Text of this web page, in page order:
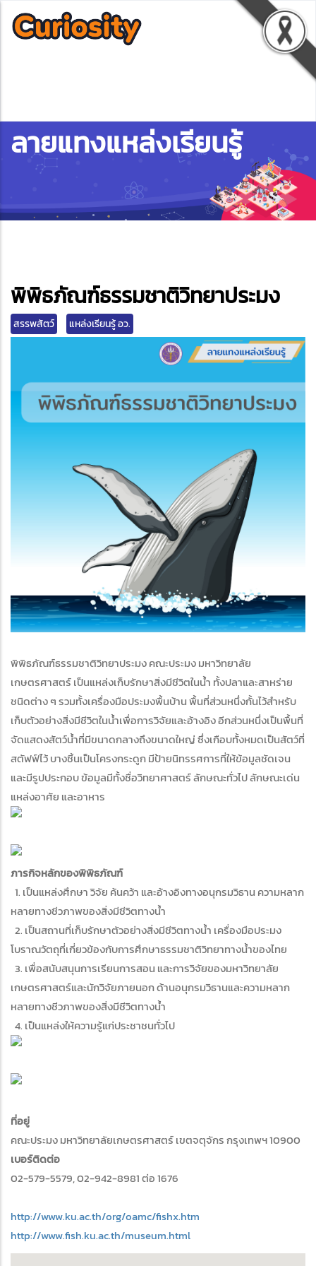
ลายแทงแหล่งเรียนรู้
พิพิธภัณฑ์ธรรมชาติวิทยาประมง
สรรพสัตว์ แหล่งเรียนรู้ อว.
พิพิธภัณฑ์ธรรมชาติวิทยาประมง คณะประมง มหาวิทยาลัย
เกษตรศาสตร์ เป็นแหล่งเก็บรักษาสิ่งมีชีวิตในน้ำ ทั้งปลาและสาหร่าย
ชนิดต่าง ๆ รวมทั้งเครื่องมือประมงพื้นบ้าน พื้นที่ส่วนหนึ่งกั้นไว้สำหรับ
เก็บตัวอย่างสิ่งมีชีวิตในน้ำเพื่อการวิจัยและอ้างอิง อีกส่วนหนึ่งเป็นพื้นที่
จัดแสดงสัตว์น้ำที่มีขนาดกลางถึงขนาดใหญ่ ซึ่งเกือบทั้งหมดเป็นสัตว์ที่
สตัฟฟ์ไว้ บางชิ้นเป็นโครงกระดูก มีป้ายนิทรรศการที่ให้ข้อมูลชัดเจน
และมีรูปประกอบ ข้อมูลมีทั้งชื่อวิทยาศาสตร์ ลักษณะทั่วไป ลักษณะเด่น
แหล่งอาศัย และอาหาร
ภารกิจหลักของพิพิธภัณฑ์
1. เป็นแหล่งศึกษา วิจัย ค้นคว้า และอ้างอิงทางอนุกรมวิธาน ความหลาก
หลายทางชีวภาพของสิ่งมีชีวิตทางน้ำ
2. เป็นสถานที่เก็บรักษาตัวอย่างสิ่งมีชีวิตทางน้ำ เครื่องมือประมง
โบราณวัตถุที่เกี่ยวข้องกับการศึกษาธรรมชาติวิทยาทางน้ำของไทย
3. เพื่อสนับสนุนการเรียนการสอน และการวิจัยของมหาวิทยาลัย
เกษตรศาสตร์และนักวิจัยภายนอก ด้านอนุกรมวิธานและความหลาก
หลายทางชีวภาพของสิ่งมีชีวิตทางน้ำ
4. เป็นแหล่งให้ความรู้แก่ประชาชนทั่วไป
ที่อยู่
คณะประมง มหาวิทยาลัยเกษตรศาสตร์ เขตจตุจักร กรุงเทพฯ 10900
เบอร์ติดต่อ
02-579-5579, 02-942-8981 ต่อ 1676
http://www.ku.ac.th/org/oamc/fishx.htm
http://www.fish.ku.ac.th/museum.html